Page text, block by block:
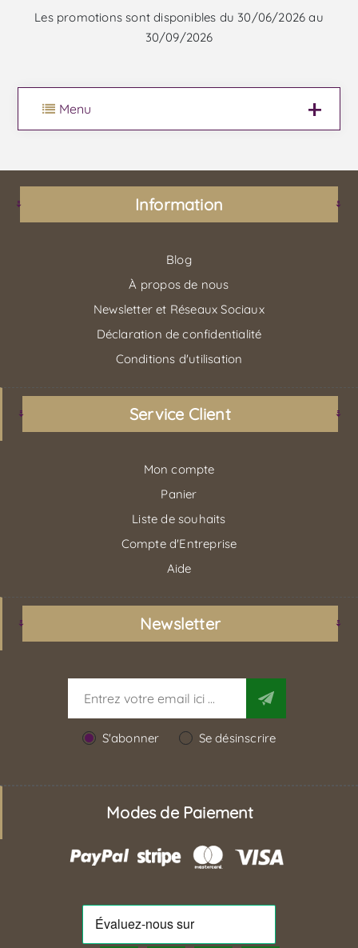
Les promotions sont disponibles du 30/06/2026 au
30/09/2026
Menu
Information
Blog
À propos de nous
Newsletter et Réseaux Sociaux
Déclaration de confidentialité
Conditions d'utilisation
Service Client
Mon compte
Panier
Liste de souhaits
Compte d'Entreprise
Aide
Newsletter
S'abonner Se désinscrire
Modes de Paiement